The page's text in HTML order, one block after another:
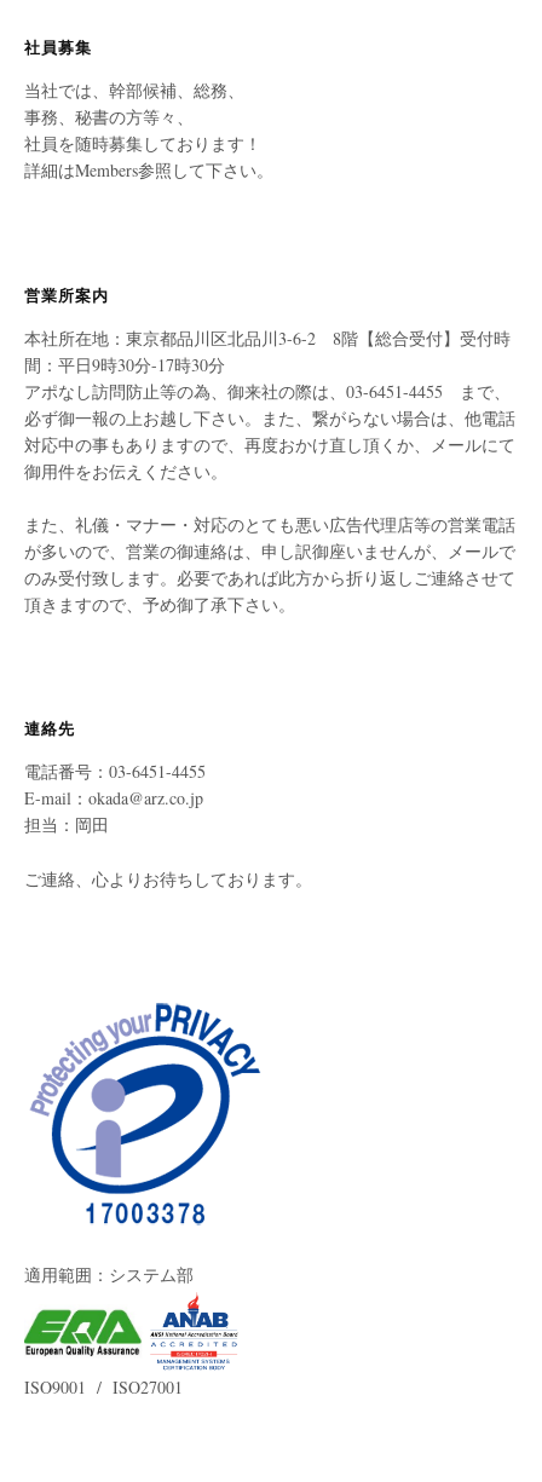
社員募集
当社では、幹部候補、総務、
事務、秘書の方等々、
社員を随時募集しております！
詳細はMembers参照して下さい。
営業所案内
本社所在地：東京都品川区北品川3-6-2 8階【総合受付】受付時
間：平日9時30分-17時30分
アポなし訪問防止等の為、御来社の際は、03-6451-4455 まで、
必ず御一報の上お越し下さい。また、繋がらない場合は、他電話
対応中の事もありますので、再度おかけ直し頂くか、メールにて
御用件をお伝えください。
また、礼儀・マナー・対応のとても悪い広告代理店等の営業電話
が多いので、営業の御連絡は、申し訳御座いませんが、メールで
のみ受付致します。必要であれば此方から折り返しご連絡させて
頂きますので、予め御了承下さい。
連絡先
電話番号：03-6451-4455
E-mail：okada@arz.co.jp
担当：岡田
ご連絡、心よりお待ちしております。
適用範囲：システム部
ISO9001 / ISO27001